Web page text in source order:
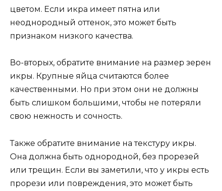
цветом. Если икра имеет пятна или
неоднородный оттенок, это может быть
признаком низкого качества.
Во-вторых, обратите внимание на размер зерен
икры. Крупные яйца считаются более
качественными. Но при этом они не должны
быть слишком большими, чтобы не потеряли
свою нежность и сочность.
Также обратите внимание на текстуру икры.
Она должна быть однородной, без прорезей
или трещин. Если вы заметили, что у икры есть
прорези или повреждения, это может быть